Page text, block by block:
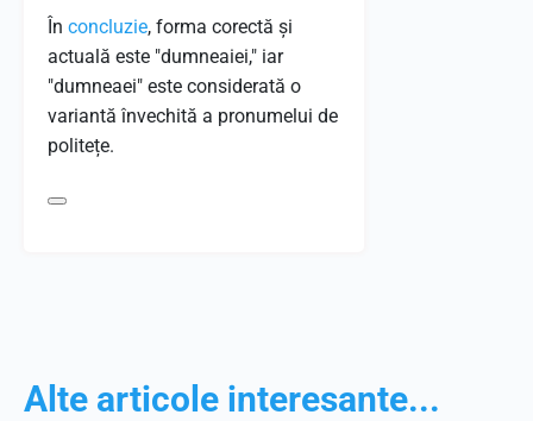
În concluzie, forma corectă și
actuală este "dumneaiei," iar
"dumneaei" este considerată o
variantă învechită a pronumelui de
politețe.
Alte articole interesante...